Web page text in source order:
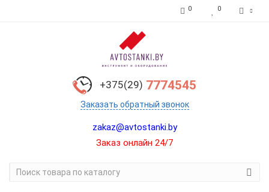
0 0
+375(29) 7774545
Заказать обратный звонок
zakaz@avtostanki.by
Заказ онлайн 24/7